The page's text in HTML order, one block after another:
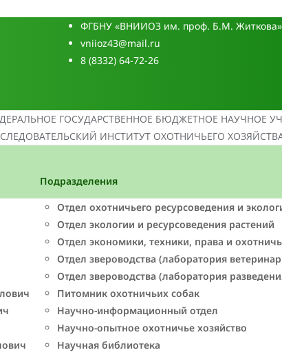
ФГБНУ «ВНИИОЗ им. проф. Б.М. Житкова»
vniioz43@mail.ru
8 (8332) 64-72-26
ГОСУДАРСТВЕННОЕ БЮДЖЕТНОЕ НАУЧНОЕ
ИНСТИТУТ ОХОТНИЧЬЕГО
Подразделения
Отдел охотничьего ресурсоведения и
Отдел экологии и ресурсоведения растений
Отдел экономики, техники, права и
Отдел звероводства (лаборатория
Отдел звероводства (лаборатория
Питомник охотничьих собак
Научно-информационный отдел
Научно-опытное охотничье хозяйство
Научная библиотека